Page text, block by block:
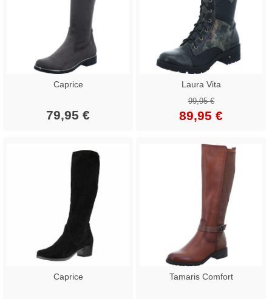
Caprice
79,95 €
Laura Vita
99,95 €
89,95 €
Caprice Tamaris Comfort